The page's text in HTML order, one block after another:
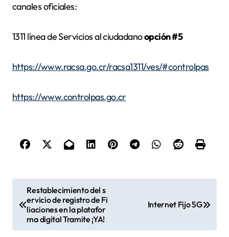
canales oficiales:
1311 línea de Servicios al ciudadanoopción #5
https://www.racsa.go.cr/racsa1311/ves/#controlpas
https://www.controlpas.go.cr
a
Restablecimiento del s
ervicio de registro de Fi
liaciones en la platafor
ma digital Tramite ¡YA!
Internet Fijo 5G